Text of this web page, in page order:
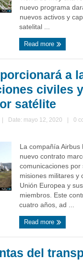
nuevo programa
nuevos activos y
satelital ...
Read more
a
civiles y
satélite
Date: mayo 12, 2020
0
La compañía Airbus
nuevo contrato
comunicaciones por
misiones militares y
Unión Europea y
miembros. Este
cuatro años, ad ...
Read more
del